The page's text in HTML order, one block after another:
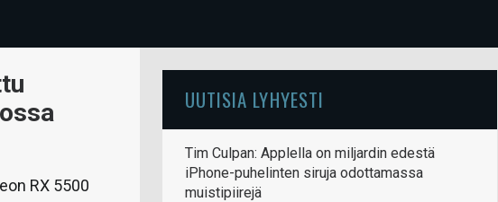
RX 5500
UUTISIA LYHYESTI
Tim Culpan: Applella on miljardin edestä
iPhone-puhelinten siruja odottamassa
muistipiirejä